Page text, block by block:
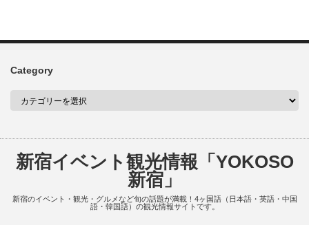
Category
新宿イベント観光情報「YOKOSO
新宿」
新宿のイベント・観光・グルメなど旬の話題が満載！4ヶ国語（日本語・英語・中国
語・韓国語）の観光情報サイトです。